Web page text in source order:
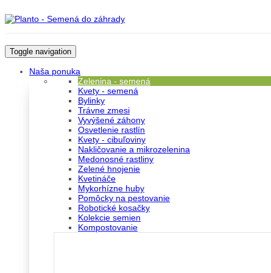
Toggle navigation
Naša ponuka
Zelenina - semená
Kvety - semená
Bylinky
Trávne zmesi
Vyvýšené záhony
Osvetlenie rastlín
Kvety - cibuľoviny
Nakličovanie a mikrozelenina
Medonosné rastliny
Zelené hnojenie
Kvetináče
Mykorhízne huby
Pomôcky na pestovanie
Robotické kosačky
Kolekcie semien
Kompostovanie